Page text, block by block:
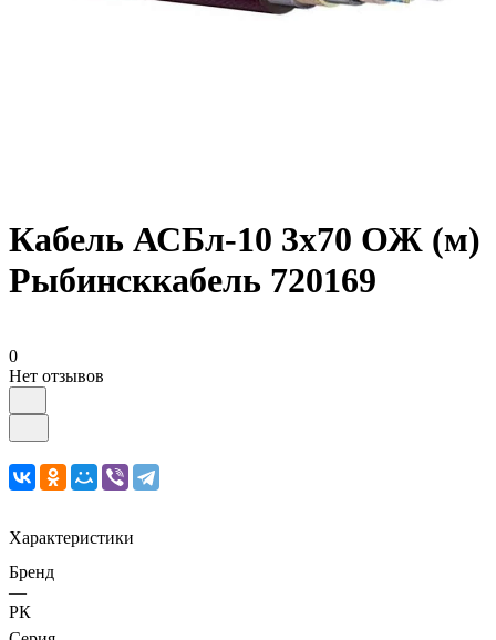
Кабель АСБл-10 3х70 ОЖ (м)
Рыбинсккабель 720169
0
Нет отзывов
Характеристики
Бренд
—
РК